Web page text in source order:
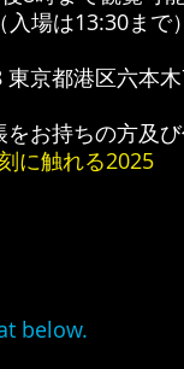
入場は13:30まで
京都港区六本
お持ちの方及
に触れる2025
below.